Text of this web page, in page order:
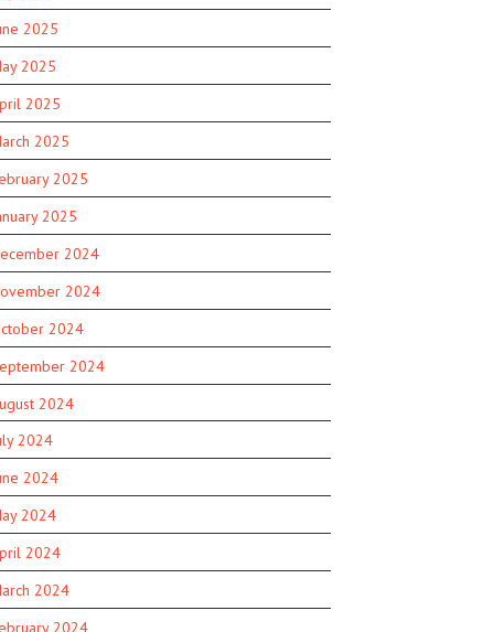
2025
2025
2025
2025
2025
2025
2024
2024
2024
2024
2024
2024
2024
2024
2024
2024
2024